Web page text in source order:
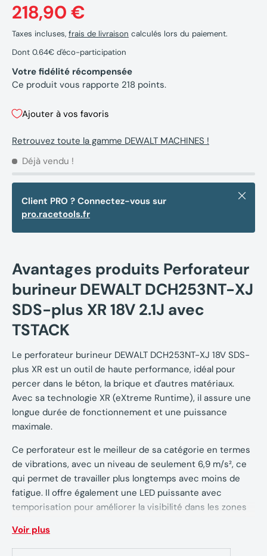
218,90 €
Taxes incluses, frais de livraison calculés lors du paiement.
Dont 0.64€ d'éco-participation
Votre fidélité récompensée
Ce produit vous rapporte 218 points.
Ajouter à vos favoris
Retrouvez toute la gamme DEWALT MACHINES !
Déjà vendu !
Client PRO ? Connectez-vous sur
pro.racetools.fr
Fermer
Avantages produits Perforateur
burineur DEWALT DCH253NT-XJ
SDS-plus XR 18V 2.1J avec
TSTACK
Le perforateur burineur DEWALT DCH253NT-XJ 18V SDS-
plus XR est un outil de haute performance, idéal pour
percer dans le béton, la brique et d'autres matériaux.
Avec sa technologie XR (eXtreme Runtime), il assure une
longue durée de fonctionnement et une puissance
maximale.
Ce perforateur est le meilleur de sa catégorie en termes
de vibrations, avec un niveau de seulement 6,9 m/s², ce
qui permet de travailler plus longtemps avec moins de
fatigue. Il offre également une LED puissante avec
temporisation pour améliorer la visibilité dans les zones
Voir plus